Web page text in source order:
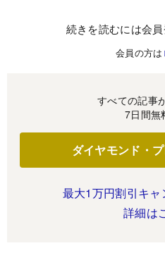
続きを読むには会員
会員の方は
すべての記事
7日間無
ダイヤモンド・
最大1万円割引キャ
詳細は